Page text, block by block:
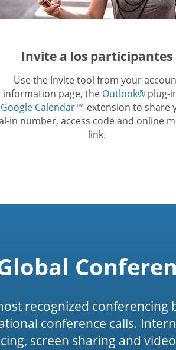
Invite a los participantes
Use the Invite tool from your
information page, the Outlook® plug-
Google Calendar™ extension to share
in number, access code and online
link.
recognized
conference calls.
screen sharing and